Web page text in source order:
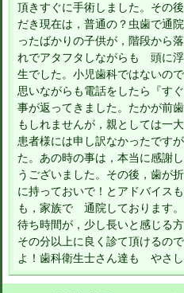
頂きすぐに手術しました。その
だき現在は，普通の？虫歯で通
ったばかりの子供が，階段から
れでアタフタしながらも 頭に
生でした。小児歯科ではないの
思いながらも電話をしたら『す
事が返ってきました。たかが前
もしれませんが，親としては一
患者様には申し訳なかったです
た。あの時の事は，本当に感謝
うございました。その後，歯が
に持っておいで！とアドバイス
も，家族で 通院しております。
待ち時間が，少し長いと感じる
その分以上に良く診て頂けるの
よ！歯科衛生士さん達も やさし